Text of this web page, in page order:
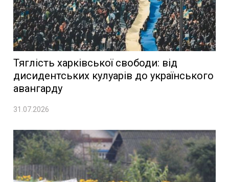
Тяглість харківської свободи: від
дисидентських кулуарів до українського
авангарду
31.07.2026